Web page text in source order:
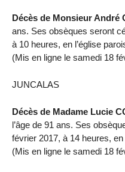
Décès de Monsieur André
ans. Ses obsèques seront
à 10 heures, en l’église
(Mis en ligne le samedi 18
JUNCALAS
Décès de Madame Lucie
l’âge de 91 ans. Ses
février 2017, à 14 heures, en
(Mis en ligne le samedi 18